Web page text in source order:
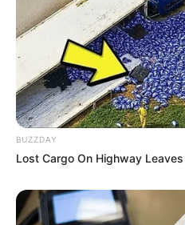
Nem precisamos falar
é mesmo?! Uma taça de
foto acima já vale por
Você pode comprar
diminuir o valor da
doces, chocolates e para
topo. O resultado final
umsundae, bem colorido
do bolinho é faz tudo
BUZZDAY
Lost Cargo On Highway